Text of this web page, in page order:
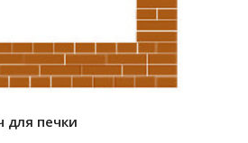
для печки